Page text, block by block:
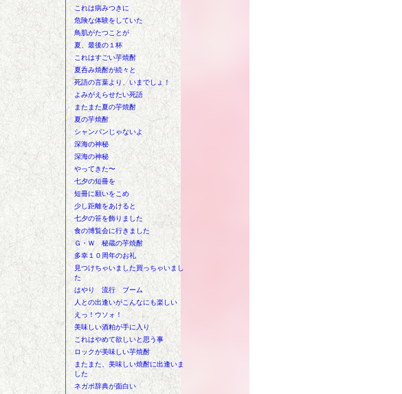
これは病みつきに
危険な体験をしていた
鳥肌がたつことが
夏、最後の１杯
これはすごい芋焼酎
夏呑み焼酎が続々と
死語の言葉より、いまでしょ！
よみがえらせたい死語
またまた夏の芋焼酎
夏の芋焼酎
シャンパンじゃないよ
深海の神秘
深海の神秘
やってきた〜
七夕の短冊を
短冊に願いをこめ
少し距離をあけると
七夕の笹を飾りました
食の博覧会に行きました
Ｇ・Ｗ 秘蔵の芋焼酎
多幸１０周年のお礼
見つけちゃいました買っちゃいまし
た
はやり 流行 ブーム
人との出逢いがこんなにも楽しい
えっ！ウソォ！
美味しい酒粕が手に入り
これはやめて欲しいと思う事
ロックが美味しい芋焼酎
またまた、美味しい焼酎に出逢いま
した
ネガポ辞典が面白い